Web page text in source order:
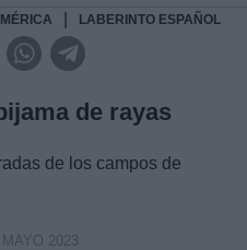
LABERINTO ESPAÑOL
de rayas
de los campos de
2023